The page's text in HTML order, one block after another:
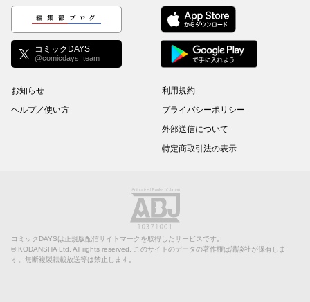
編集部ブログ
コミックDAYS
@comicdays_team
お知らせ
ヘルプ／使い方
利用規約
プライバシーポリシー
外部送信について
特定商取引法の表示
コミックDAYSは正規版配信サイトマークを取得したサービスです。
© KODANSHA Ltd. All rights reserved. このサイトのデータの著作権は講談社が保有しま
す。無断複製転載放送等は禁止します。